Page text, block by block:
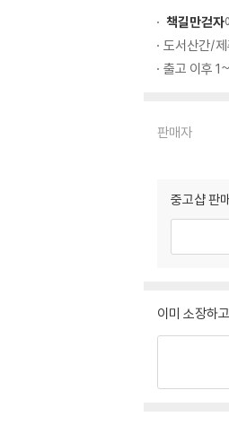
책길만걷자
도서산간/제
출고 이후
판매자
중고샵 판
이미 소장하